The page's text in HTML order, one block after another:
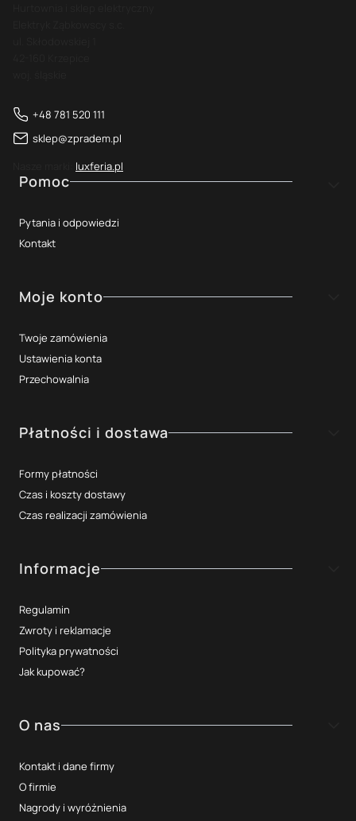
+48 781 520 111
sklep@zpradem.pl
luxferia.pl
Linki w stopce
Pomoc
Pytania i odpowiedzi
Kontakt
Moje konto
Twoje zamówienia
Ustawienia konta
Przechowalnia
Płatności i dostawa
Formy płatności
Czas i koszty dostawy
Czas realizacji zamówienia
Informacje
Regulamin
Zwroty i reklamacje
Polityka prywatności
Jak kupować?
O nas
Kontakt i dane firmy
O firmie
Nagrody i wyróżnienia